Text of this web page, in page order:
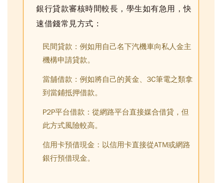
銀行貸款審核時間較長，學生如有急用，快
速借錢常見方式：
民間貸款：例如用自己名下汽機車向私人金主
機構申請貸款。
當舖借款：例如將自己的黃金、3C筆電之類拿
到當鋪抵押借款。
P2P平台借款：從網路平台直接媒合借貸，但
此方式風險較高。
信用卡預借現金： 以信用卡直接從ATM或網路
銀行預借現金。